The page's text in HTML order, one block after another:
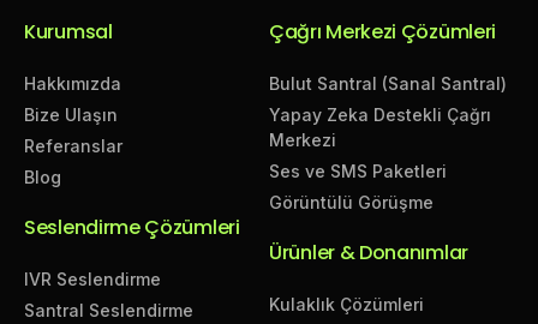
Kurumsal
Hakkımızda
Bize Ulaşın
Referanslar
Blog
Seslendirme Çözümleri
IVR Seslendirme
Santral Seslendirme
Çağrı Merkezi Çözümleri
Bulut Santral (Sanal Santral)
Yapay Zeka Destekli Çağrı
Merkezi
Ses ve SMS Paketleri
Görüntülü Görüşme
Ürünler & Donanımlar
Kulaklık Çözümleri